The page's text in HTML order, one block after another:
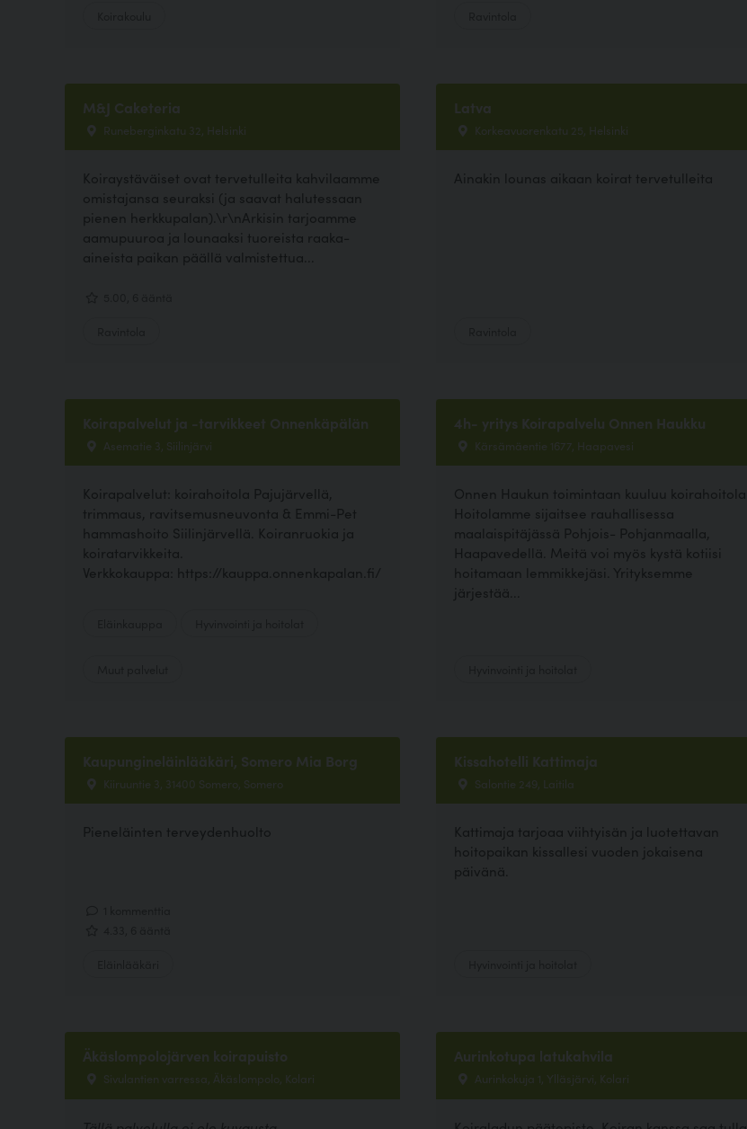
M&J Caketeria
Runeberginkatu 32, Helsinki
Koiraystäväiset ovat tervetulleita kahvilaamme
omistajansa seuraksi (ja saavat halutessaan
pienen herkkupalan).\r\nArkisin tarjoamme
aamupuuroa ja lounaaksi tuoreista raaka-
aineista paikan päällä valmistettua...
Latva
Korkeavuorenkatu 25, Helsinki
Ainakin lounas aikaan koirat tervetulleita
Koirapalvelut ja -tarvikkeet Onnenkäpälän
Asematie 3, Siilinjärvi
Koirapalvelut: koirahoitola Pajujärvellä,
trimmaus, ravitsemusneuvonta & Emmi-Pet
hammashoito Siilinjärvellä. Koiranruokia ja
koiratarvikkeita.
Verkkokauppa: https://kauppa.onnenkapalan.fi/
4h- yritys Koirapalvelu Onnen Haukku
Kärsämäentie 1677, Haapavesi
Onnen Haukun toimintaan kuuluu koirahoitola.
Hoitolamme sijaitsee rauhallisessa
maalaispitäjässä Pohjois- Pohjanmaalla,
Haapavedellä. Meitä voi myös kystä kotiisi
hoitamaan lemmikkejäsi. Yrityksemme
järjestää...
Kaupungineläinlääkäri, Somero Mia Borg
Kiiruuntie 3, 31400 Somero, Somero
Pieneläinten terveydenhuolto
Kissahotelli Kattimaja
Salontie 249, Laitila
Kattimaja tarjoaa viihtyisän ja luotettavan
hoitopaikan kissallesi vuoden jokaisena
päivänä.
Äkäslompolojärven koirapuisto
Sivulantien varressa, Äkäslompolo, Kolari
Aurinkotupa latukahvila
Aurinkokuja 1, Ylläsjärvi, Kolari